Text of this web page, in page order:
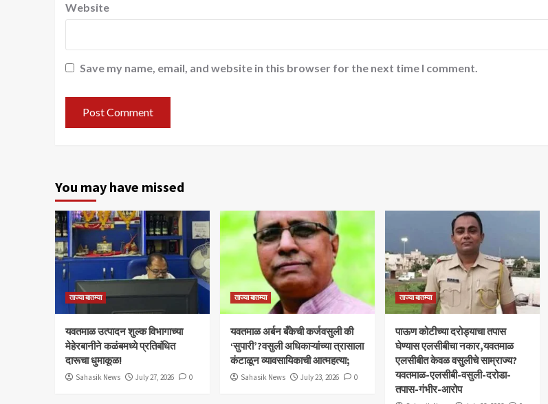
Website
Save my name, email, and website in this browser for the next time I comment.
You may have missed
ताज्या बातम्या
यवतमाळ उत्पादन शुल्क विभागाच्या
मेहेरबानीने कळंबमध्ये प्रतिबंधित
दारूचा धुमाकूळ!
Sahasik News July 27, 2026 0
ताज्या बातम्या
​यवतमाळ अर्बन बँकेची कर्जवसुली की
‘सुपारी’?वसुली अधिकाऱ्यांच्या त्रासाला
कंटाळून व्यावसायिकाची आत्महत्या;
Sahasik News July 23, 2026 0
ताज्या बातम्या
पाऊण कोटीच्या दरोड्याचा तपास
घेण्यास एलसीबीचा नकार,यवतमाळ
एलसीबीत केवळ वसुलीचे साम्राज्य?
यवतमाळ-एलसीबी-वसुली-दरोडा-
तपास-गंभीर-आरोप